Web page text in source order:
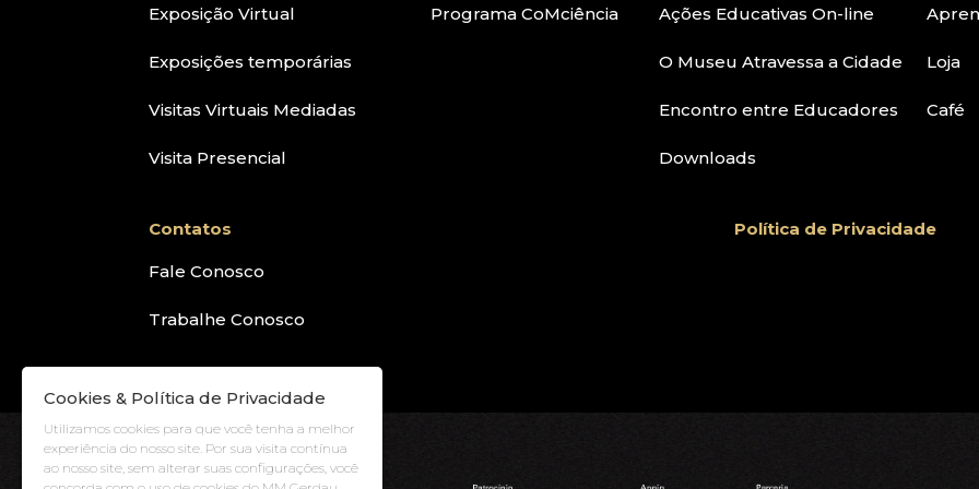
Exposição Virtual
Exposições temporárias
Visitas Virtuais Mediadas
Visita Presencial
Programa CoMciência Ações Educativas On-line
O Museu Atravessa a Cidade
Encontro entre Educadores
Downloads
Loja
Café
Contatos
Fale Conosco
Trabalhe Conosco
Política de Privacidade
Cookies & Política de Privacidade
Utilizamos cookies para que você tenha a melhor
experiência do nosso site. Por sua visita contínua
ao nosso site, sem alterar suas configurações, você